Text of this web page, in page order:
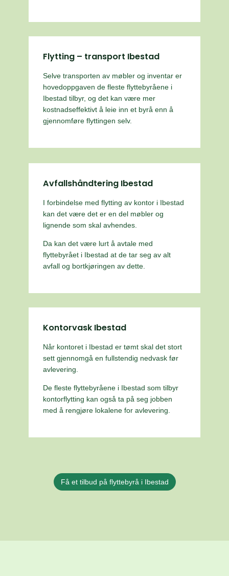
Flytting – transport Ibestad
Selve transporten av møbler og inventar er
hovedoppgaven de fleste flyttebyråene i
Ibestad tilbyr, og det kan være mer
kostnadseffektivt å leie inn et byrå enn å
gjennomføre flyttingen selv.
Avfallshåndtering Ibestad
I forbindelse med flytting av kontor i Ibestad
kan det være det er en del møbler og
lignende som skal avhendes.
Da kan det være lurt å avtale med
flyttebyrået i Ibestad at de tar seg av alt
avfall og bortkjøringen av dette.
Kontorvask Ibestad
Når kontoret i Ibestad er tømt skal det stort
sett gjennomgå en fullstendig nedvask før
avlevering.
De fleste flyttebyråene i Ibestad som tilbyr
kontorflytting kan også ta på seg jobben
med å rengjøre lokalene for avlevering.
Få et tilbud på flyttebyrå i Ibestad